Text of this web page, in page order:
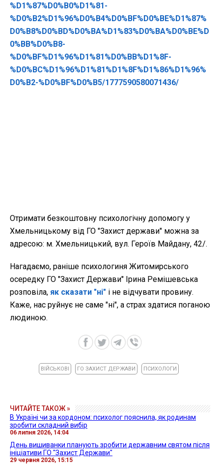
%D1%87%D0%B0%D1%81-
%D0%B2%D1%96%D0%B4%D0%BF%D0%BE%D1%87%
D0%B8%D0%BD%D0%BA%D1%83%D0%BA%D0%BE%D
0%BB%D0%B8-
%D0%BF%D1%96%D1%81%D0%BB%D1%8F-
%D0%BC%D1%96%D1%81%D1%8F%D1%86%D1%96%
D0%B2-%D0%BF%D0%B5/1777590580071436/
Отримати безкоштовну психологічну допомогу у
Хмельницькому від ГО "Захист держави" можна за
адресою: м. Хмельницький, вул. Героїв Майдану, 42/.
Нагадаємо, раніше психологиня Житомирського
осередку ГО "Захист Держави" Ірина Ремішевська
розповіла, як сказати "ні" і не відчувати провину.
Каже, нас руйнує не саме "ні", а страх здатися поганою
людиною.
ВІЙСЬКОВІ ГО ЗАХИСТ ДЕРЖАВИ ПСИХОЛОГИ
ЧИТАЙТЕ ТАКОЖ »
В Україні чи за кордоном: психолог пояснила, як родинам
зробити складний вибір
06 липня 2026, 14:04
День вишиванки планують зробити державним святом після
ініціативи ГО "Захист Держави"
29 червня 2026, 15:15